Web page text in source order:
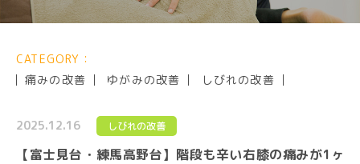
CATEGORY：
痛みの改善
ゆがみの改善 しびれの改善
2025.12.16 しびれの改善
【富士見台・練馬高野台】階段も辛い右膝の痛みが1ヶ